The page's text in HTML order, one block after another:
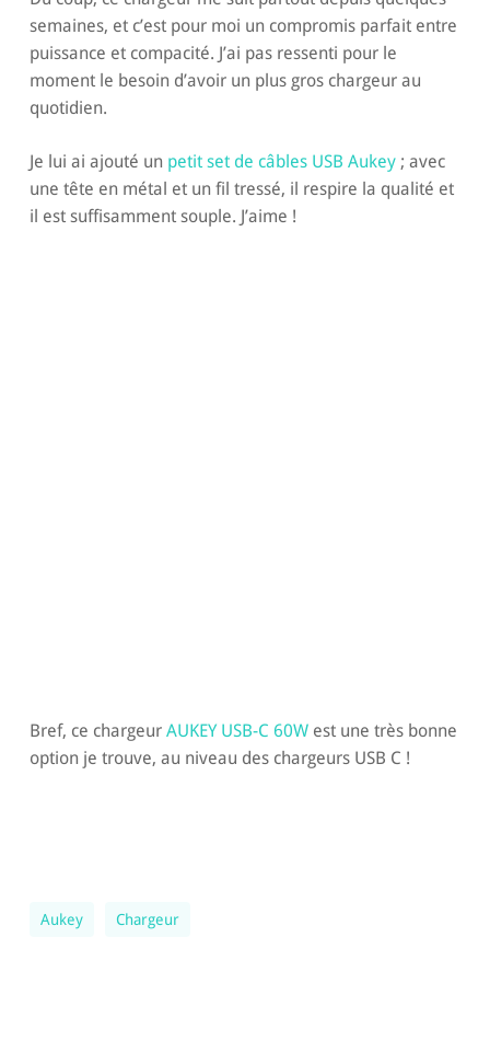
semaines, et c’est pour moi un compromis parfait entre
puissance et compacité. J’ai pas ressenti pour le
moment le besoin d’avoir un plus gros chargeur au
quotidien.
Je lui ai ajouté un petit set de câbles USB Aukey; avec
une tête en métal et un fil tressé, il respire la qualité et
il est suffisamment souple. J’aime !
Bref, ce chargeur AUKEY USB-C 60West une très bonne
option je trouve, au niveau des chargeurs USB C !
Aukey Chargeur